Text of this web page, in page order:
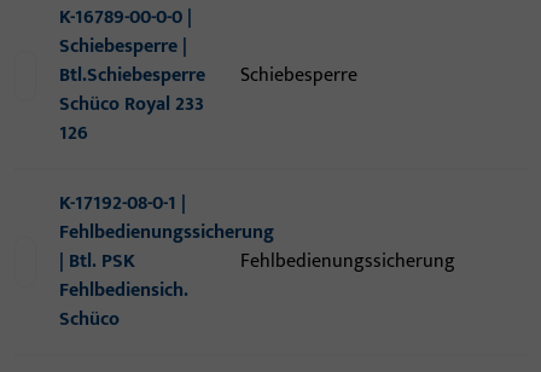
K-16789-00-0-0 |
Schiebesperre |
Btl.Schiebesperre
Schüco Royal 233
126
Schiebesperre
K-17192-08-0-1 |
Fehlbedienungssicherung
| Btl. PSK
Fehlbediensich.
Schüco
Fehlbedienungssicherung